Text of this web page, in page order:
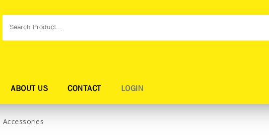
ABOUT US CONTACT LOGIN
Accessories